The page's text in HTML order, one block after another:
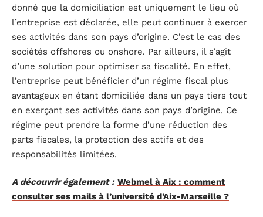
donné que la domiciliation est uniquement le lieu où
l’entreprise est déclarée, elle peut continuer à exercer
ses activités dans son pays d’origine. C’est le cas des
sociétés offshores ou onshore. Par ailleurs, il s’agit
d’une solution pour optimiser sa fiscalité. En effet,
l’entreprise peut bénéficier d’un régime fiscal plus
avantageux en étant domiciliée dans un pays tiers tout
en exerçant ses activités dans son pays d’origine. Ce
régime peut prendre la forme d’une réduction des
parts fiscales, la protection des actifs et des
responsabilités limitées.
A découvrir également : Webmel à Aix : comment
consulter ses mails à l’université d’Aix-Marseille ?